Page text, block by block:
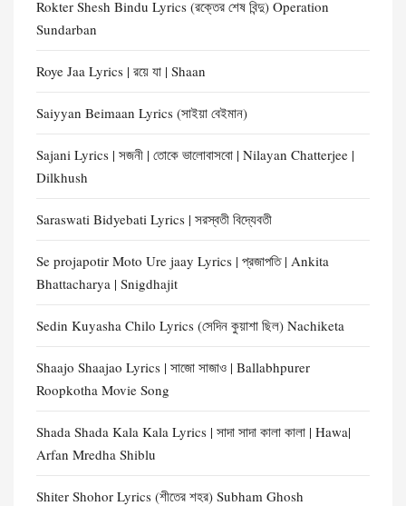
Rokter Shesh Bindu Lyrics (রক্তের শেষ বিন্দু) Operation
Sundarban
Roye Jaa Lyrics | রয়ে যা | Shaan
Saiyyan Beimaan Lyrics (সাইয়া বেইমান)
Sajani Lyrics | সজনী | তোকে ভালোবাসবো | Nilayan Chatterjee |
Dilkhush
Saraswati Bidyebati Lyrics | সরস্বতী বিদ্যেবতী
Se projapotir Moto Ure jaay Lyrics | প্রজাপতি | Ankita
Bhattacharya | Snigdhajit
Sedin Kuyasha Chilo Lyrics (সেদিন কুয়াশা ছিল) Nachiketa
Shaajo Shaajao Lyrics | সাজো সাজাও | Ballabhpurer
Roopkotha Movie Song
Shada Shada Kala Kala Lyrics | সাদা সাদা কালা কালা | Hawa|
Arfan Mredha Shiblu
Shiter Shohor Lyrics (শীতের শহর) Subham Ghosh